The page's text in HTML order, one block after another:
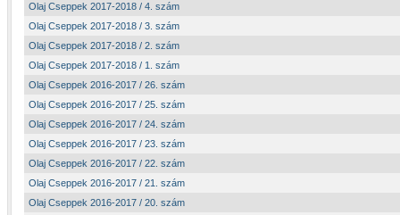
Olaj Cseppek 2017-2018 / 4. szám
Olaj Cseppek 2017-2018 / 3. szám
Olaj Cseppek 2017-2018 / 2. szám
Olaj Cseppek 2017-2018 / 1. szám
Olaj Cseppek 2016-2017 / 26. szám
Olaj Cseppek 2016-2017 / 25. szám
Olaj Cseppek 2016-2017 / 24. szám
Olaj Cseppek 2016-2017 / 23. szám
Olaj Cseppek 2016-2017 / 22. szám
Olaj Cseppek 2016-2017 / 21. szám
Olaj Cseppek 2016-2017 / 20. szám